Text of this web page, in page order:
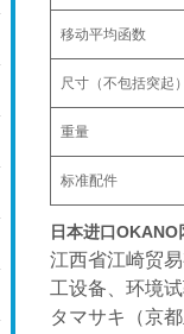
移动平均函数
尺寸（不包括突起
重量
标准配件
日本进口
江西省江崎贸
工设备、环境
タマサキ（京